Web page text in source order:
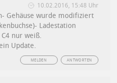
10.02.2016, 15:48 Uhr
Gehäuse wurde modifiziert
Ladestation
nur weiß.
Update.
ANTWORTEN
MELDEN